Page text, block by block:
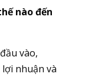
nào đến
vào,
nhuận và